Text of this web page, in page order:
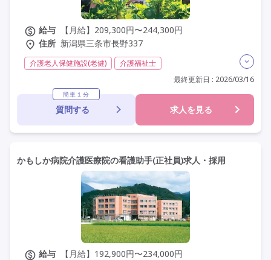
給与
【月給】209,300円〜244,300円
住所 新潟県三条市長野337
介護老人保健施設(老健)
介護福祉士
初任者研修(ヘルパー2級)
夜勤専従 残業月20時間以内
残業ほぼなし
非常勤 社会保険完備
交通費支給
年間休日120日以上
定年60歳以上
車通勤可 駅近
資格取得支援
最終更新日 : 2026/03/16
簡単１分
質問する 求人を見る
かもしか病院介護医療院の看護助手(正社員)求人・採用
給与
【月給】192,900円〜234,000円